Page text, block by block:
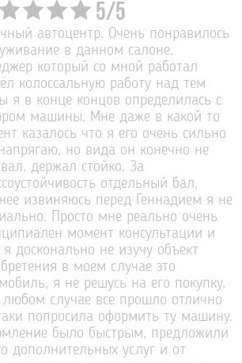
5/5
автоцентр. Очень понравилось
в данном салоне.
который со мной работал
колоссальную работу над тем
я в конце концов определилась с
машины. Мне даже в какой то
казалось что я его очень сильно
но вида он конечно не
держал стойко. За
отдельный бал,
извиняюсь перед Геннадием я не
Просто мне реально очень
момент консультации и
я досконально не изучу объект
в моем случае это
я не решусь на его покупку.
случае все прошло отлично
попросила оформить ту машину.
было быстрым, предложили
дополнительных услуг и от